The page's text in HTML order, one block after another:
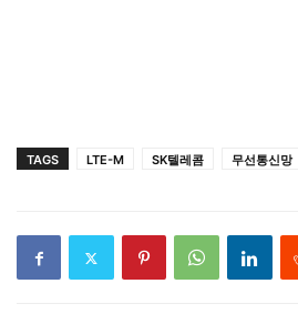
TAGS LTE-M SK텔레콤 무선통신망